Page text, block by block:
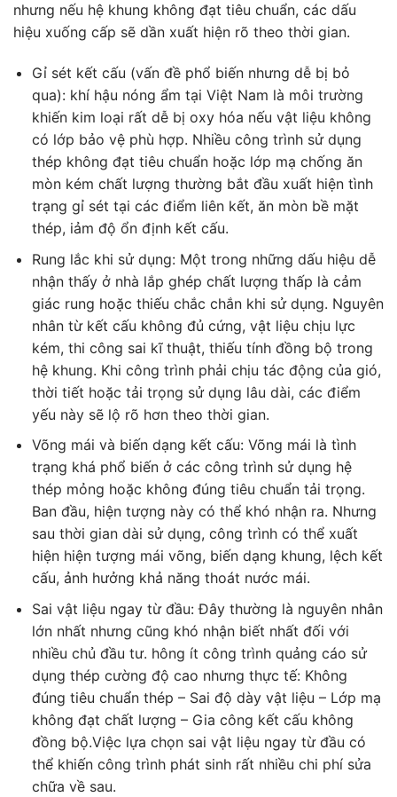
nhưng nếu hệ khung không đạt tiêu chuẩn, các dấu
hiệu xuống cấp sẽ dần xuất hiện rõ theo thời gian.
Gỉ sét kết cấu (vấn đề phổ biến nhưng dễ bị bỏ
qua): khí hậu nóng ẩm tại Việt Nam là môi trường
khiến kim loại rất dễ bị oxy hóa nếu vật liệu không
có lớp bảo vệ phù hợp. Nhiều công trình sử dụng
thép không đạt tiêu chuẩn hoặc lớp mạ chống ăn
mòn kém chất lượng thường bắt đầu xuất hiện tình
trạng gỉ sét tại các điểm liên kết, ăn mòn bề mặt
thép, iảm độ ổn định kết cấu.
Rung lắc khi sử dụng: Một trong những dấu hiệu dễ
nhận thấy ở nhà lắp ghép chất lượng thấp là cảm
giác rung hoặc thiếu chắc chắn khi sử dụng. Nguyên
nhân từ kết cấu không đủ cứng, vật liệu chịu lực
kém, thi công sai kĩ thuật, thiếu tính đồng bộ trong
hệ khung. Khi công trình phải chịu tác động của gió,
thời tiết hoặc tải trọng sử dụng lâu dài, các điểm
yếu này sẽ lộ rõ hơn theo thời gian.
Võng mái và biến dạng kết cấu: Võng mái là tình
trạng khá phổ biến ở các công trình sử dụng hệ
thép mỏng hoặc không đúng tiêu chuẩn tải trọng.
Ban đầu, hiện tượng này có thể khó nhận ra. Nhưng
sau thời gian dài sử dụng, công trình có thể xuất
hiện hiện tượng mái võng, biến dạng khung, lệch kết
cấu, ảnh hưởng khả năng thoát nước mái.
Sai vật liệu ngay từ đầu: Đây thường là nguyên nhân
lớn nhất nhưng cũng khó nhận biết nhất đối với
nhiều chủ đầu tư. hông ít công trình quảng cáo sử
dụng thép cường độ cao nhưng thực tế: Không
đúng tiêu chuẩn thép – Sai độ dày vật liệu – Lớp mạ
không đạt chất lượng – Gia công kết cấu không
đồng bộ.Việc lựa chọn sai vật liệu ngay từ đầu có
thể khiến công trình phát sinh rất nhiều chi phí sửa
chữa về sau.